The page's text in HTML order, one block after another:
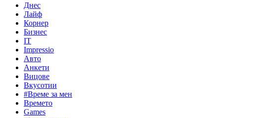
Днес
Лайф
Корнер
Бизнес
IT
Impressio
Авто
Анкети
Вицове
Вкусотии
#Време за мен
Времето
Games